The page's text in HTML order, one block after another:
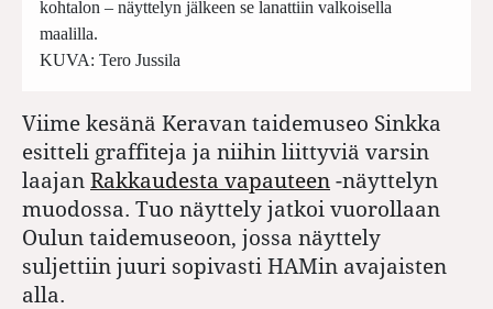
kohtalon – näyttelyn jälkeen se lanattiin valkoisella
maalilla.
KUVA: Tero Jussila
Viime kesänä Keravan taidemuseo Sinkka
esitteli graffiteja ja niihin liittyviä varsin
laajan Rakkaudesta vapauteen -näyttelyn
muodossa. Tuo näyttely jatkoi vuorollaan
Oulun taidemuseoon, jossa näyttely
suljettiin juuri sopivasti HAMin avajaisten
alla.